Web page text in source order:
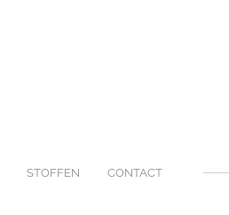
STOFFEN CONTACT